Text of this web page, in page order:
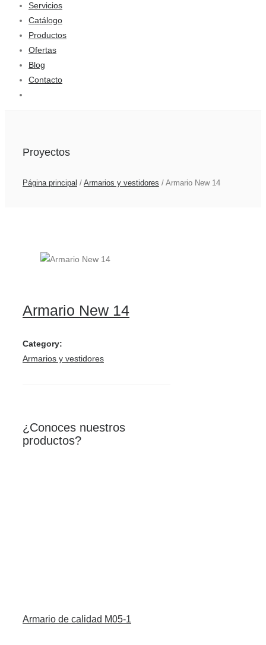
Servicios
Catálogo
Productos
Ofertas
Blog
Contacto
Proyectos
Página principal / Armarios y vestidores / Armario New 14
Armario New 14
Category:
Armarios y vestidores
¿Conoces nuestros
productos?
Armario de calidad M05-1